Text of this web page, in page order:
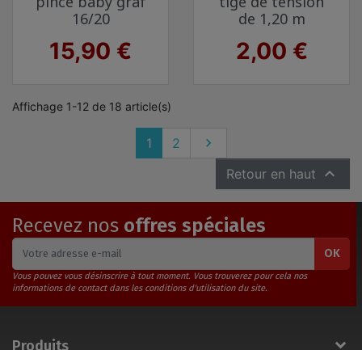
16/20
Prix
15,90 €
de 1,20 m
Prix
2,00 €
Affichage 1-12 de 18 article(s)
1 2 Suivant

Retour en haut 
Recevez nos offres spéciales
OK
Vous pouvez vous désinscrire à tout moment. Vous trouverez pour cela nos
informations de contact dans les conditions d'utilisation du site.
Produits